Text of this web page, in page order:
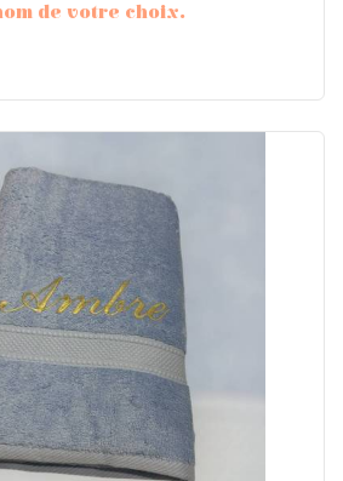
de votre choix.